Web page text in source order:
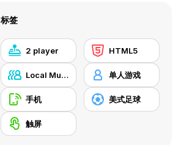
标签
2 player HTML5
Local Multiplayer 单人游戏
手机 美式足球
触屏